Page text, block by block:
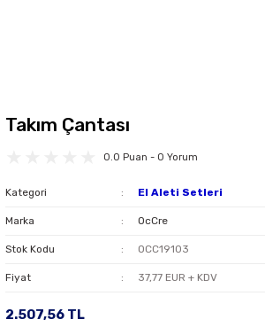
Takım Çantası
0.0 Puan - 0 Yorum
Kategori El Aleti Setleri
Marka OcCre
Stok Kodu OCC19103
Fiyat 37,77 EUR + KDV
2.507,56 TL